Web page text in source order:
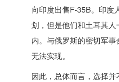
向印度出售F-35B。印度
划，但是他们和土耳其人
内。与俄罗斯的密切军
无法实现。
因此，总体而言，选择